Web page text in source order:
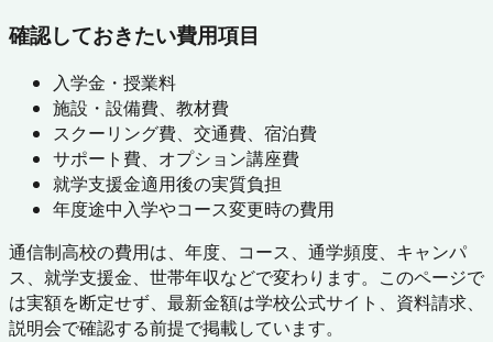
確認しておきたい費用項目
入学金・授業料
施設・設備費、教材費
スクーリング費、交通費、宿泊費
サポート費、オプション講座費
就学支援金適用後の実質負担
年度途中入学やコース変更時の費用
通信制高校の費用は、年度、コース、通学頻度、キャンパ
ス、就学支援金、世帯年収などで変わります。このページで
は実額を断定せず、最新金額は学校公式サイト、資料請求、
説明会で確認する前提で掲載しています。